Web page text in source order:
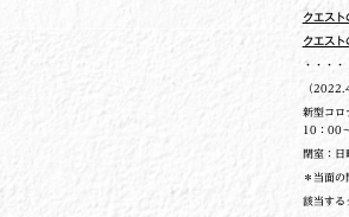
クエスト
クエスト
・・・
（
新型コロ
10：00
閉室：日
＊当面の
該当する